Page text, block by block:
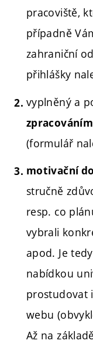
pracoviště,
případně
zahraniční
přihlášky
vyplněný a
(formulář
motivační
stručně
resp. co
vybrali
apod. Je
nabídkou
prostudovat
webu
Až na